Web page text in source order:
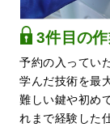
3件目の
予約の入ってい
学んだ技術を最
難しい鍵や初め
れまで経験した